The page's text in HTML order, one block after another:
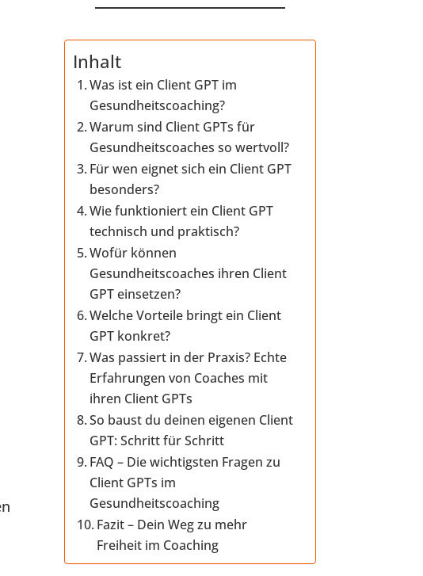
Inhalt
Was ist ein Client GPT im
Gesundheitscoaching?
Warum sind Client GPTs für
Gesundheitscoaches so wertvoll?
Für wen eignet sich ein Client GPT
besonders?
Wie funktioniert ein Client GPT
technisch und praktisch?
Wofür können
Gesundheitscoaches ihren Client
GPT einsetzen?
Welche Vorteile bringt ein Client
GPT konkret?
Was passiert in der Praxis? Echte
Erfahrungen von Coaches mit
ihren Client GPTs
So baust du deinen eigenen Client
GPT: Schritt für Schritt
FAQ – Die wichtigsten Fragen zu
Client GPTs im
Gesundheitscoaching
Fazit – Dein Weg zu mehr
Freiheit im Coaching